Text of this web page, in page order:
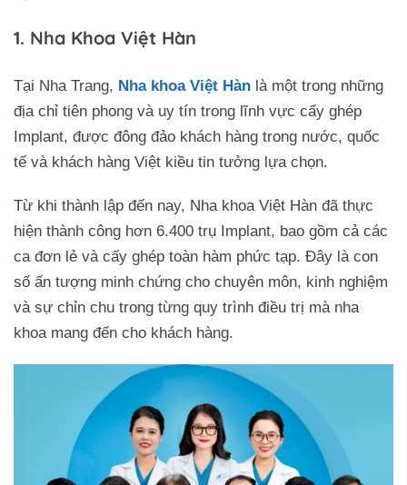
1. Nha Khoa Việt Hàn
Tại Nha Trang, Nha khoa Việt Hàn là một trong những
địa chỉ tiên phong và uy tín trong lĩnh vực cấy ghép
Implant, được đông đảo khách hàng trong nước, quốc
tế và khách hàng Việt kiều tin tưởng lựa chọn.
Từ khi thành lập đến nay, Nha khoa Việt Hàn đã thực
hiện thành công hơn 6.400 trụ Implant, bao gồm cả các
ca đơn lẻ và cấy ghép toàn hàm phức tạp. Đây là con
số ấn tượng minh chứng cho chuyên môn, kinh nghiệm
và sự chỉn chu trong từng quy trình điều trị mà nha
khoa mang đến cho khách hàng.